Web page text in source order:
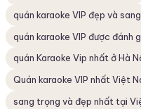
quán karaoke VIP đẹp và
quán karaoke VIP được đánh
quán Karaoke Vip nhất ở Hà
Quán karaoke VIP nhất Việt
sang trọng và đẹp nhất tại